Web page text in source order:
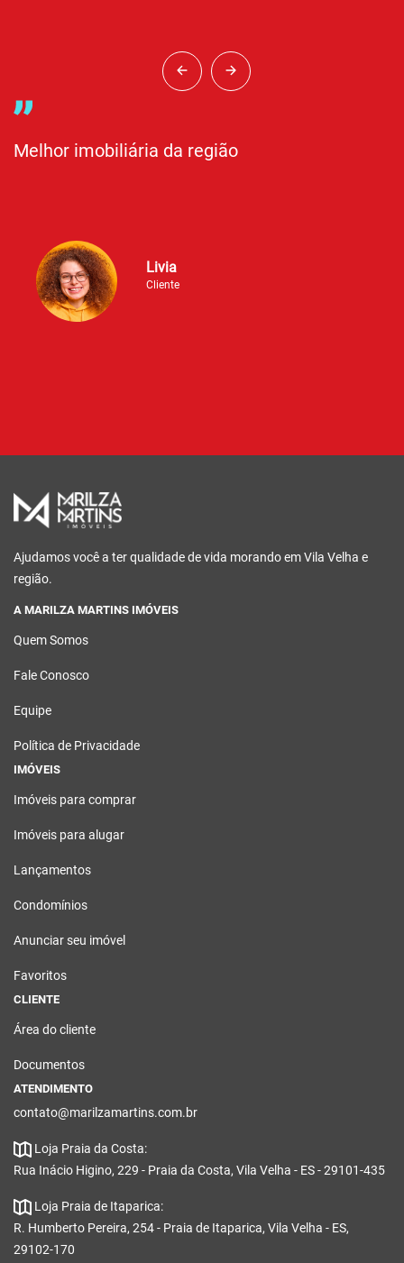
Melhor imobiliária da região
Livia
Cliente
Ajudamos você a ter qualidade de vida morando em Vila Velha e
região.
A MARILZA MARTINS IMÓVEIS
Quem Somos
Fale Conosco
Equipe
Política de Privacidade
IMÓVEIS
Imóveis para comprar
Imóveis para alugar
Lançamentos
Condomínios
Anunciar seu imóvel
Favoritos
CLIENTE
Área do cliente
Documentos
ATENDIMENTO
contato@marilzamartins.com.br
Loja Praia da Costa:
Rua Inácio Higino, 229 - Praia da Costa, Vila Velha - ES - 29101-435
Loja Praia de Itaparica:
R. Humberto Pereira, 254 - Praia de Itaparica, Vila Velha - ES,
29102-170